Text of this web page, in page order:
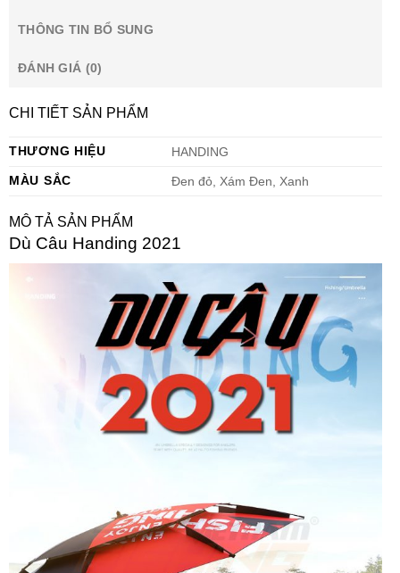
THÔNG TIN BỔ SUNG
ĐÁNH GIÁ (0)
CHI TIẾT SẢN PHẨM
THƯƠNG HIỆU
HANDING
MÀU SẮC
Đen đỏ, Xám Đen, Xanh
MÔ TẢ SẢN PHẨM
Dù Câu Handing 2021